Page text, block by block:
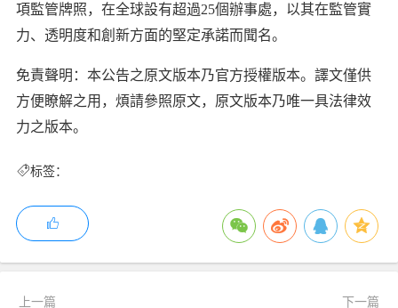
項監管牌照，在全球設有超過25個辦事處，以其在監管實
力、透明度和創新方面的堅定承諾而聞名。
免責聲明：本公告之原文版本乃官方授權版本。譯文僅供
方便瞭解之用，煩請參照原文，原文版本乃唯一具法律效
力之版本。
标签：
上一篇 下一篇